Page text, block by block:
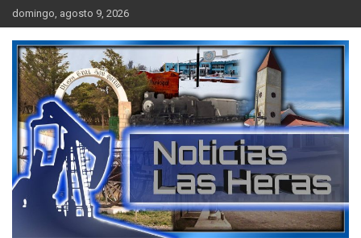
Skip
to
content
domingo, agosto 9, 2026